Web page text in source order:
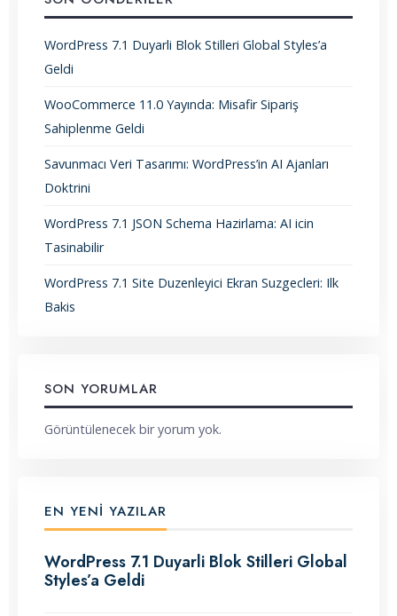
WordPress 7.1 Duyarli Blok Stilleri Global Styles’a
Geldi
WooCommerce 11.0 Yayında: Misafir Sipariş
Sahiplenme Geldi
Savunmacı Veri Tasarımı: WordPress’in AI Ajanları
Doktrini
WordPress 7.1 JSON Schema Hazirlama: AI icin
Tasinabilir
WordPress 7.1 Site Duzenleyici Ekran Suzgecleri: Ilk
Bakis
SON YORUMLAR
Görüntülenecek bir yorum yok.
EN YENI YAZILAR
WordPress 7.1 Duyarli Blok Stilleri Global
Styles’a Geldi